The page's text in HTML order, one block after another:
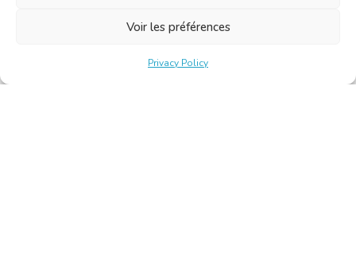
Voir les préférences
Privacy Policy